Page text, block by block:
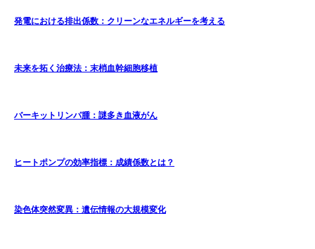
発電における排出係数：クリーンなエネルギーを考える
未来を拓く治療法：末梢血幹細胞移植
バーキットリンパ腫：謎多き血液がん
ヒートポンプの効率指標：成績係数とは？
染色体突然変異：遺伝情報の大規模変化